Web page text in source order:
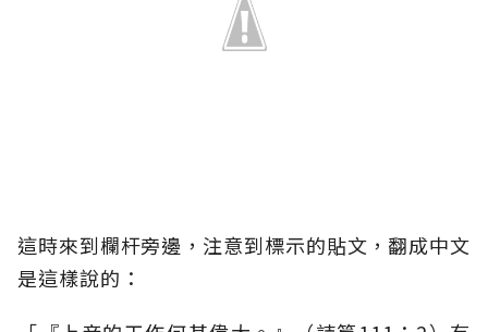
這時來到欄杆旁邊，注意到標示的貼文，翻成中文
是這樣說的：